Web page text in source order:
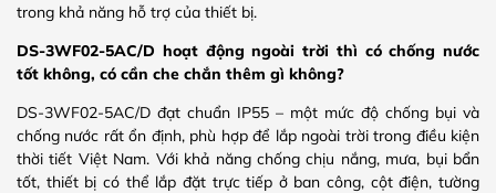
trong khả năng hỗ trợ của thiết bị.
DS-3WF02-5AC/D hoạt động ngoài trời thì có chống nước
tốt không, có cần che chắn thêm gì không?
DS-3WF02-5AC/D đạt chuẩn IP55 – một mức độ chống bụi và
chống nước rất ổn định, phù hợp để lắp ngoài trời trong điều kiện
thời tiết Việt Nam. Với khả năng chống chịu nắng, mưa, bụi bẩn
tốt, thiết bị có thể lắp đặt trực tiếp ở ban công, cột điện, tường